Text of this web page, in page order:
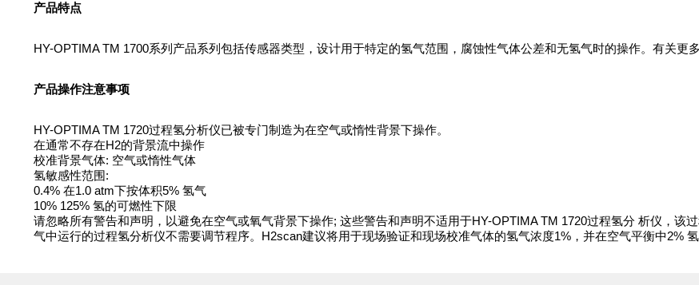
产品特点
HY-OPTIMA TM 1700系列产品系列包括传感器类型，设计用于特定的氢气范围，腐蚀性气体公差和无氢气时的操作。有关更
产品操作注意事项
HY-OPTIMA TM 1720过程氢分析仪已被专门制造为在空气或惰性背景下操作。
在通常不存在H2的背景流中操作
校准背景气体: 空气或惰性气体
氢敏感性范围:
0.4% 在1.0 atm下按体积5% 氢气
10% 125% 氢的可燃性下限
请忽略所有警告和声明，以避免在空气或氧气背景下操作; 这些警告和声明不适用于HY-OPTIMA TM 1720过程氢分 析仪，
气中运行的过程氢分析仪不需要调节程序。H2scan建议将用于现场验证和现场校准气体的氢气浓度1%，并在空气平衡中2% 氢